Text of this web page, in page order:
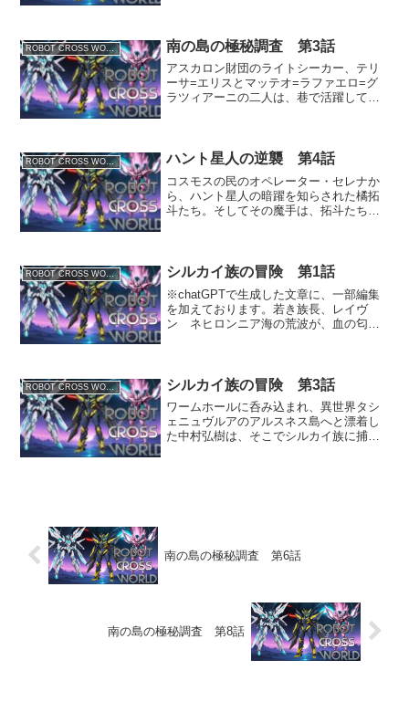
の頃、拓斗たちの通うエ...
ROBOT CROSS WORLD 南の島の極秘調査 第3話
アスカロン財団のライトシーカー、テリ
ーサ=エリスとマッテオ=ラファエロ=グ
ラツィアーニの二人は、巷で活躍してい
であるジャーナリストの...
ROBOT CROSS WORLD ハント星人の逆襲 第4話
コスモスの民のオペレーター・セレナか
ら、ハント星人の暗躍を知らされた橘拓
斗たち。そしてその魔手は、拓斗たちに
ズ、迎撃戦闘態勢―...
ROBOT CROSS WORLD シルカイ族の冒険 第1話
※chatGPTで生成した文章に、一部編集
を加えております。若き族長、レイヴ
ン ネヒロンニア海の荒波が、血の匂い
ルカイ族が誇る武装商船団...
ROBOT CROSS WORLD シルカイ族の冒険 第3話
ワームホールに呑み込まれ、異世界タシ
ェニュヴルアのアルスネス島へと漂着し
た中村弘樹は、そこでシルカイ族に捕ら
南の島の極秘調査 第6話
南の島の極秘調査 第8話